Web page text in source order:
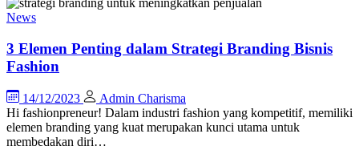
News
3 Elemen Penting dalam Strategi Branding Bisnis
Fashion
14/12/2023
Admin Charisma
Hi fashionpreneur! Dalam industri fashion yang kompetitif, memiliki
elemen branding yang kuat merupakan kunci utama untuk
membedakan diri…